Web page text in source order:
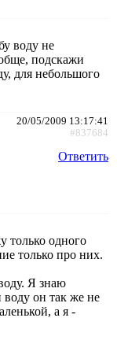
воду не
подскажи
для небольшого
20/05/2009 13:17:41
#837684
Ответить
только одного
только про них.
Я знаю
воду он так же не
а я -